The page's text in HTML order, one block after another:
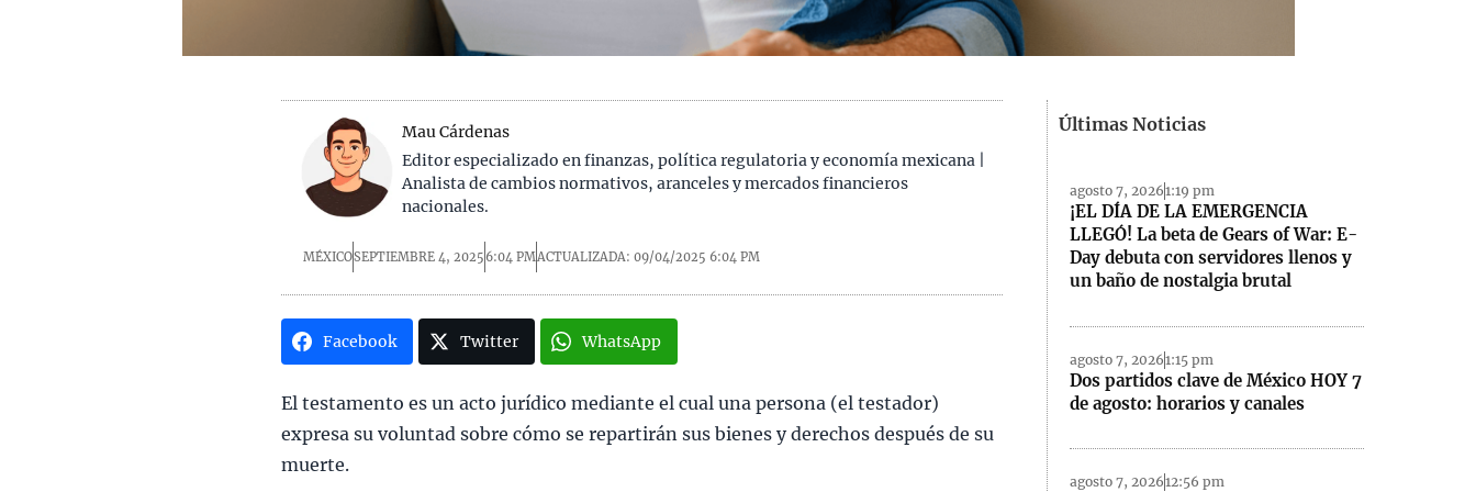
Mau Cárdenas
Editor especializado en finanzas, política regulatoria y economía mexicana |
Analista de cambios normativos, aranceles y mercados financieros
nacionales.
MÉXICOSEPTIEMBRE 4, 2025 6:04 PMACTUALIZADA: 09/04/2025 6:04 PM
Facebook Twitter WhatsApp
El testamento es un acto jurídico mediante el cual una persona (el testador)
expresa su voluntad sobre cómo se repartirán sus bienes y derechos después de su
muerte.
Últimas Noticias
agosto 7, 20261:19 pm
¡EL DÍA DE LA EMERGENCIA
LLEGÓ! La beta de Gears of War: E-
Day debuta con servidores llenos y
un baño de nostalgia brutal
agosto 7, 20261:15 pm
Dos partidos clave de México HOY 7
de agosto: horarios y canales
agosto 7, 202612:56 pm